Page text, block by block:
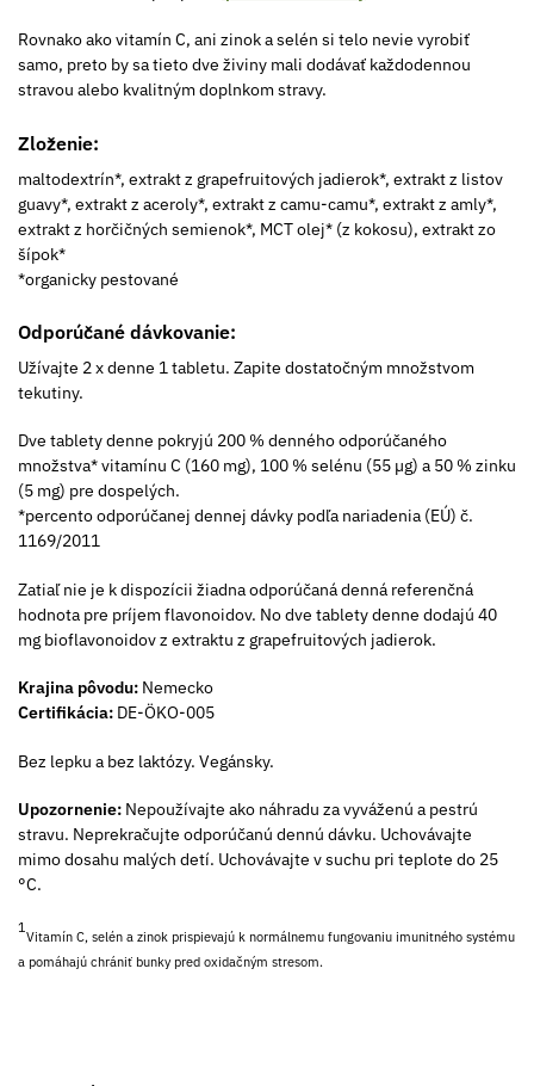
Rovnako ako vitamín C, ani zinok a selén si telo nevie vyrobiť
samo, preto by sa tieto dve živiny mali dodávať každodennou
stravou alebo kvalitným doplnkom stravy.
Zloženie:
maltodextrín*, extrakt z grapefruitových jadierok*, extrakt z listov
guavy*, extrakt z aceroly*, extrakt z camu-camu*, extrakt z amly*,
extrakt z horčičných semienok*, MCT olej* (z kokosu), extrakt zo
šípok*
*organicky pestované
Odporúčané dávkovanie:
Užívajte 2 x denne 1 tabletu. Zapite dostatočným množstvom
tekutiny.
Dve tablety denne pokryjú 200 % denného odporúčaného
množstva* vitamínu C (160 mg), 100 % selénu (55 µg) a 50 % zinku
(5 mg) pre dospelých.
*percento odporúčanej dennej dávky podľa nariadenia (EÚ) č.
1169/2011
Zatiaľ nie je k dispozícii žiadna odporúčaná denná referenčná
hodnota pre príjem flavonoidov. No dve tablety denne dodajú 40
mg bioflavonoidov z extraktu z grapefruitových jadierok.
Krajina pôvodu: Nemecko
Certifikácia: DE-ÖKO-005
Bez lepku a bez laktózy. Vegánsky.
Upozornenie: Nepoužívajte ako náhradu za vyváženú a pestrú
stravu. Neprekračujte odporúčanú dennú dávku. Uchovávajte
mimo dosahu malých detí. Uchovávajte v suchu pri teplote do 25
°C.
1
Vitamín C, selén a zinok prispievajú k normálnemu fungovaniu imunitného systému
a pomáhajú chrániť bunky pred oxidačným stresom.